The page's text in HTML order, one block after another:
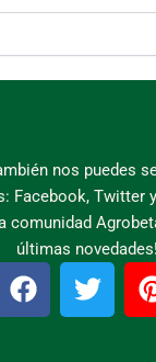
nos puedes
Facebook, Twitter
comunidad
últimas novedades!
F
a
T
w
i